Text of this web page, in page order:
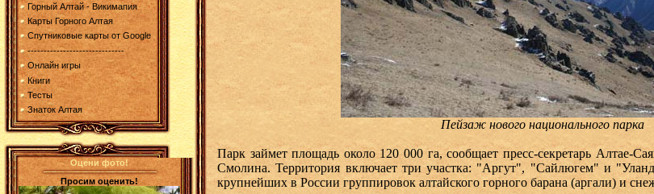
Горный Алтай - Викимапия
Карты Горного Алтая
Спутниковые карты от Google
------------------------------
Онлайн игры
Книги
Тесты
Знаток Алтая
Оцени фото!
Просим оценить!
Пейзаж нового национального парка
Парк займет площадь около 120 000 га, сообщает пресс-секретарь Алтае-
Смолина. Территория включает три участка: "Аргут", "Сайлюгем" и
крупнейших в России группировок алтайского горного барана (аргали) и